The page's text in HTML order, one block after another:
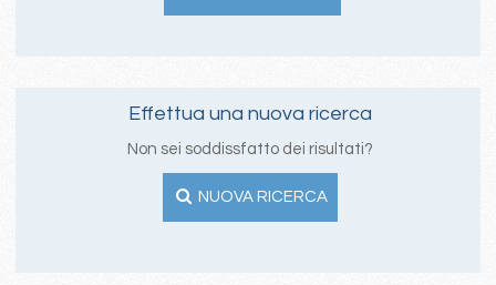
Effettua una nuova ricerca
Non sei soddissfatto dei risultati?
NUOVA RICERCA